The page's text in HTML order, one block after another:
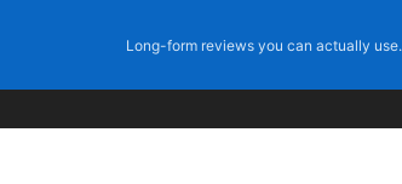
Long-form reviews you can actually use.